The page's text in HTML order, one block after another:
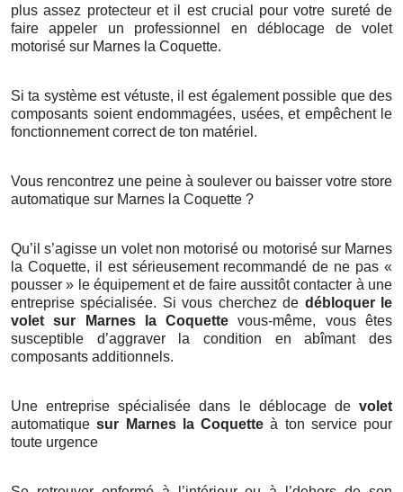
plus assez protecteur et il est crucial pour votre sureté de
faire appeler un professionnel en déblocage de volet
motorisé sur Marnes la Coquette.
Si ta système est vétuste, il est également possible que des
composants soient endommagées, usées, et empêchent le
fonctionnement correct de ton matériel.
Vous rencontrez une peine à soulever ou baisser votre store
automatique sur Marnes la Coquette ?
Qu’il s’agisse un volet non motorisé ou motorisé sur Marnes
la Coquette, il est sérieusement recommandé de ne pas «
pousser » le équipement et de faire aussitôt contacter à une
entreprise spécialisée. Si vous cherchez de débloquer le
volet sur Marnes la Coquette vous-même, vous êtes
susceptible d’aggraver la condition en abîmant des
composants additionnels.
Une entreprise spécialisée dans le déblocage de volet
automatiquesur Marnes la Coquette à ton service pour
toute urgence